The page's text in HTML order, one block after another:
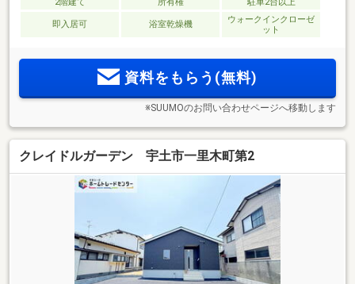
即入居可 浴室乾燥機
ウォークインクローゼ
ット
資料をもらう(無料)
※SUUMOのお問い合わせページへ移動します
クレイドルガーデン 宇土市一里木町第2